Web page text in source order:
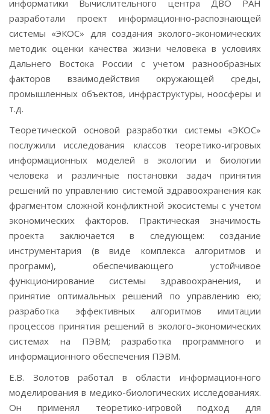
информатики Вычислительного центра ДВО РАН
разработали проект информационно-распознающей
системы «ЭКОС» для создания эколого-экономических
методик оценки качества жизни человека в условиях
Дальнего Востока России с учетом разнообразных
факторов взаимодействия окружающей среды,
промышленных объектов, инфраструктуры, ноосферы и
т.д.
Теоретической основой разработки системы «ЭКОС»
послужили исследования классов теоретико-игровых
информационных моделей в экологии и биологии
человека и различные постановки задач принятия
решений по управлению системой здравоохранения как
фрагментом сложной конфликтной экосистемы с учетом
экономических факторов. Практическая значимость
проекта заключается в следующем: создание
инструментария (в виде комплекса алгоритмов и
программ), обеспечивающего устойчивое
функционирование системы здравоохранения, и
принятие оптимальных решений по управлению ею;
разработка эффективных алгоритмов имитации
процессов принятия решений в эколого-экономических
системах на ПЭВМ; разработка программного и
информационного обеспечения ПЭВМ.
Е.В. Золотов работал в области информационного
моделирования в медико-биологических исследованиях.
Он применял теоретико-игровой подход для